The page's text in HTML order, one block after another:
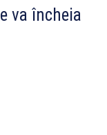
va încheia